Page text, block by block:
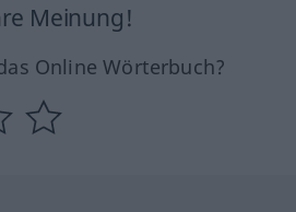
Meinung!
Online Wörterbuch?